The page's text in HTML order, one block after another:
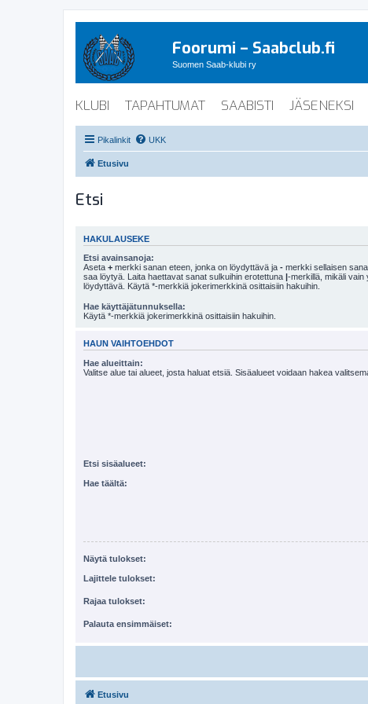
Foorumi – Saabclub.fi
Suomen Saab-klubi ry
KLUBI TAPAHTUMAT SAABISTI JÄSENEKSI
Pikalinkit UKK
Etusivu
Etsi
HAKULAUSEKE
Etsi avainsanoja:
Aseta + merkki sanan eteen, jonka on löydyttävä ja - merkki sellaisen
saa löytyä. Laita haettavat sanat sulkuihin erotettuna |-merkillä, mikäli vain
löydyttävä. Käytä *-merkkiä jokerimerkkinä osittaisiin hakuihin.
Hae käyttäjätunnuksella:
Käytä *-merkkiä jokerimerkkinä osittaisiin hakuihin.
HAUN VAIHTOEHDOT
Hae alueittain:
Valitse alue tai alueet, josta haluat etsiä. Sisäalueet voidaan hakea
Etsi sisäalueet:
Hae täältä:
Näytä tulokset:
Lajittele tulokset:
Rajaa tulokset:
Palauta ensimmäiset:
Etusivu